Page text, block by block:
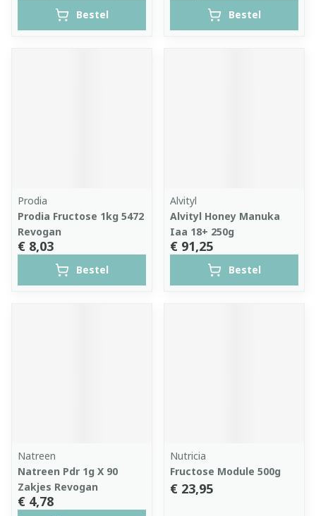
Bestel Bestel
Prodia
Prodia Fructose 1kg 5472
Revogan
€ 8,03
Bestel
Alvityl
Alvityl Honey Manuka
Iaa 18+ 250g
€ 91,25
Bestel
Natreen
Natreen Pdr 1g X 90
Zakjes Revogan
€ 4,78
Nutricia
Fructose Module 500g
€ 23,95